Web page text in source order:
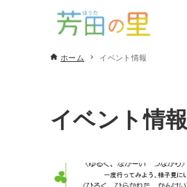
ホーム イベント情報
イベント情報